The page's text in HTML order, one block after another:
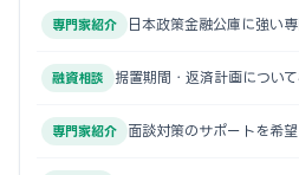
専門家紹介 日本政策金融公庫に強い
融資相談 据置期間・返済計画につい
専門家紹介 面談対策のサポートを希望